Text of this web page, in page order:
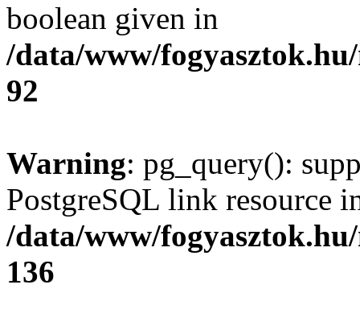
boolean given in
/data/www/
92
Warning: pg_query():
PostgreSQL link resource
/data/www/
136